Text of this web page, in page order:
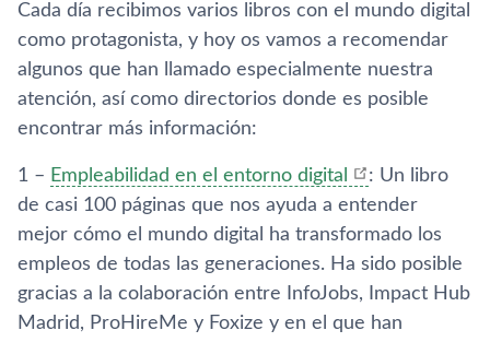
Cada dí­a recibimos varios libros con el mundo digital
como protagonista, y hoy os vamos a recomendar
algunos que han llamado especialmente nuestra
atención, así­ como directorios donde es posible
encontrar más información:
1 – Empleabilidad en el entorno digital
: Un libro
de casi 100 páginas que nos ayuda a entender
mejor cómo el mundo digital ha transformado los
empleos de todas las generaciones. Ha sido posible
gracias a la colaboración entre InfoJobs, Impact Hub
Madrid, ProHireMe y Foxize y en el que han